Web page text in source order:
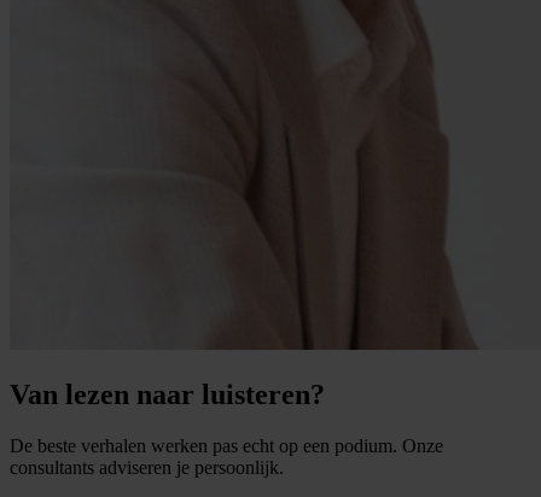
Van lezen naar luisteren?
De beste verhalen werken pas echt op een podium. Onze
consultants adviseren je persoonlijk.